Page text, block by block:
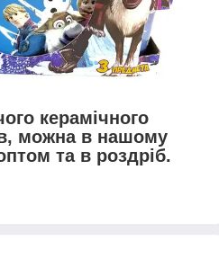
керамічного
можна в нашому
та в роздріб.